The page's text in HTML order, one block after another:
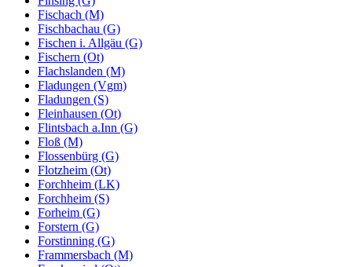
Fischach (M)
Fischbachau (G)
Fischen i. Allgäu (G)
Fischern (Ot)
Flachslanden (M)
Fladungen (Vgm)
Fladungen (S)
Fleinhausen (Ot)
Flintsbach a.Inn (G)
Floß (M)
Flossenbürg (G)
Flotzheim (Ot)
Forchheim (LK)
Forchheim (S)
Forheim (G)
Forstern (G)
Forstinning (G)
Frammersbach (M)